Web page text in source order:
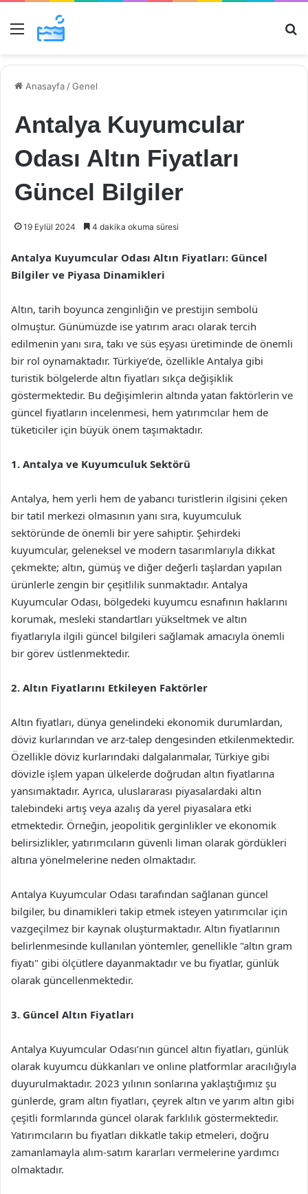
Menü
Anasayfa /Genel
Antalya Kuyumcular
Odası Altın Fiyatları
Güncel Bilgiler
19 Eylül 2024 4 dakika okuma süresi
Antalya Kuyumcular Odası Altın Fiyatları: Güncel
Bilgiler ve Piyasa Dinamikleri
Altın, tarih boyunca zenginliğin ve prestijin sembolü
olmuştur. Günümüzde ise yatırım aracı olarak tercih
edilmenin yanı sıra, takı ve süs eşyası üretiminde de önemli
bir rol oynamaktadır. Türkiye’de, özellikle Antalya gibi
turistik bölgelerde altın fiyatları sıkça değişiklik
göstermektedir. Bu değişimlerin altında yatan faktörlerin ve
güncel fiyatların incelenmesi, hem yatırımcılar hem de
tüketiciler için büyük önem taşımaktadır.
1. Antalya ve Kuyumculuk Sektörü
Antalya, hem yerli hem de yabancı turistlerin ilgisini çeken
bir tatil merkezi olmasının yanı sıra, kuyumculuk
sektöründe de önemli bir yere sahiptir. Şehirdeki
kuyumcular, geleneksel ve modern tasarımlarıyla dikkat
çekmekte; altın, gümüş ve diğer değerli taşlardan yapılan
ürünlerle zengin bir çeşitlilik sunmaktadır. Antalya
Kuyumcular Odası, bölgedeki kuyumcu esnafının haklarını
korumak, mesleki standartları yükseltmek ve altın
fiyatlarıyla ilgili güncel bilgileri sağlamak amacıyla önemli
bir görev üstlenmektedir.
2. Altın Fiyatlarını Etkileyen Faktörler
Altın fiyatları, dünya genelindeki ekonomik durumlardan,
döviz kurlarından ve arz-talep dengesinden etkilenmektedir.
Özellikle döviz kurlarındaki dalgalanmalar, Türkiye gibi
dövizle işlem yapan ülkelerde doğrudan altın fiyatlarına
yansımaktadır. Ayrıca, uluslararası piyasalardaki altın
talebindeki artış veya azalış da yerel piyasalara etki
etmektedir. Örneğin, jeopolitik gerginlikler ve ekonomik
belirsizlikler, yatırımcıların güvenli liman olarak gördükleri
altına yönelmelerine neden olmaktadır.
Antalya Kuyumcular Odası tarafından sağlanan güncel
bilgiler, bu dinamikleri takip etmek isteyen yatırımcılar için
vazgeçilmez bir kaynak oluşturmaktadır. Altın fiyatlarının
belirlenmesinde kullanılan yöntemler, genellikle "altın gram
fiyatı" gibi ölçütlere dayanmaktadır ve bu fiyatlar, günlük
olarak güncellenmektedir.
3. Güncel Altın Fiyatları
Antalya Kuyumcular Odası’nın güncel altın fiyatları, günlük
olarak kuyumcu dükkanları ve online platformlar aracılığıyla
duyurulmaktadır. 2023 yılının sonlarına yaklaştığımız şu
günlerde, gram altın fiyatları, çeyrek altın ve yarım altın gibi
çeşitli formlarında güncel olarak farklılık göstermektedir.
Yatırımcıların bu fiyatları dikkatle takip etmeleri, doğru
zamanlamayla alım-satım kararları vermelerine yardımcı
olmaktadır.